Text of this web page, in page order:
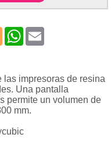
BloggerWhatsApp
las impresoras de resina
Una pantalla
permite un volumen de
mm.